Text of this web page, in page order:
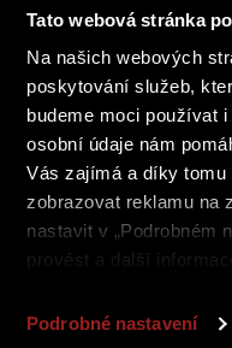
Tato webová stránka
Na našich webových
poskytování služeb,
budeme moci používat
osobní údaje nám
Vás zajímá a díky tomu
zobrazovat reklamu na
nastavit v „Podrobném
provést a další
Podrobné nastavení
soukromí
práva vyhrazena.